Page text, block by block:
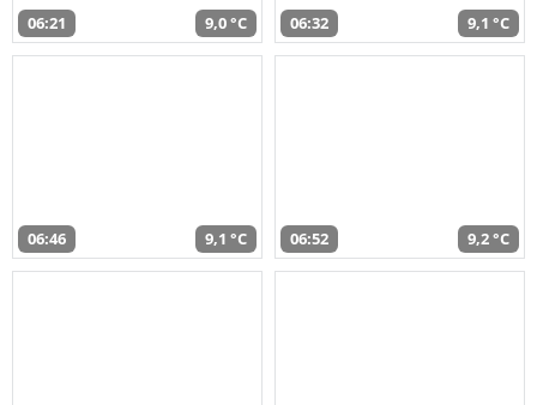
06:21 9,0 °C 06:32 9,1 °C
06:46 9,1 °C 06:52 9,2 °C